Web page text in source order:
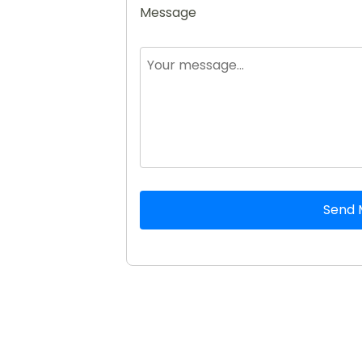
Message
Send